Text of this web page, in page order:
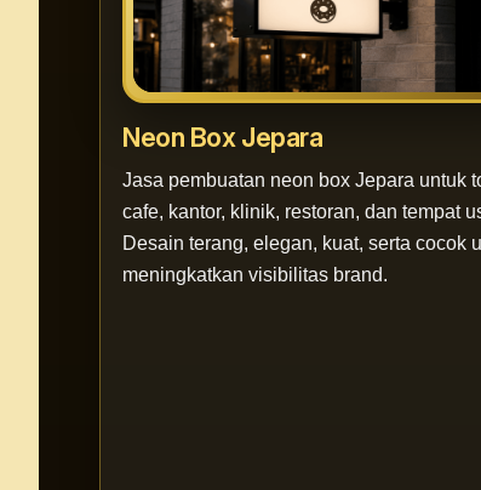
Neon Box Jepara
Jasa pembuatan neon box Jepara untuk
cafe, kantor, klinik, restoran, dan tempat
Desain terang, elegan, kuat, serta cocok
meningkatkan visibilitas brand.